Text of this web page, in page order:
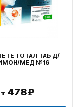
ТОТАЛ ТАБ Д/
МЕД №16
478₽